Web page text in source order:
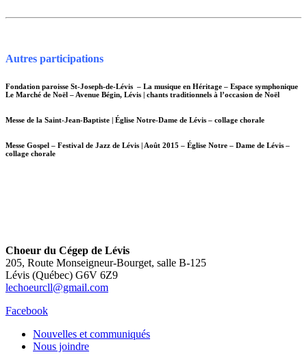
Autres participations
Fondation paroisse St-Joseph-de-Lévis – La musique en Héritage – Espace symphonique
Le Marché de Noël – Avenue Bégin, Lévis | chants traditionnels à l’occasion de Noël
Messe de la Saint-Jean-Baptiste | Église Notre-Dame de Lévis – collage chorale
Messe Gospel – Festival de Jazz de Lévis | Août 2015 – Église Notre – Dame de Lévis –
collage chorale
Choeur du Cégep de Lévis
205, Route Monseigneur-Bourget, salle B-125
Lévis (Québec) G6V 6Z9
lechoeurcll@gmail.com
Facebook
Nouvelles et communiqués
Nous joindre